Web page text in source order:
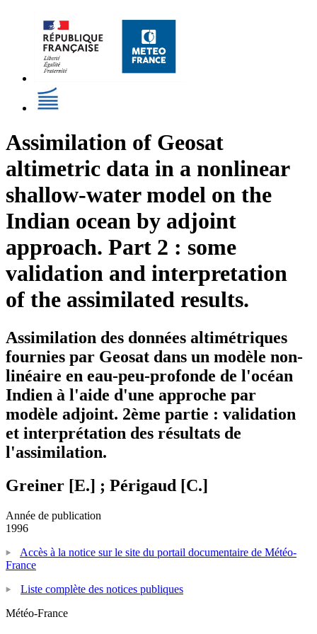
Assimilation of Geosat
altimetric data in a nonlinear
shallow-water model on the
Indian ocean by adjoint
approach. Part 2 : some
validation and interpretation
of the assimilated results.
Assimilation des données altimétriques
fournies par Geosat dans un modèle non-
linéaire en eau-peu-profonde de l'océan
Indien à l'aide d'une approche par
modèle adjoint. 2ème partie : validation
et interprétation des résultats de
l'assimilation.
Greiner [E.] ; Périgaud [C.]
Année de publication
1996
Accès à la notice sur le site du portail documentaire de Météo-
France
Liste complète des notices publiques
Météo-France